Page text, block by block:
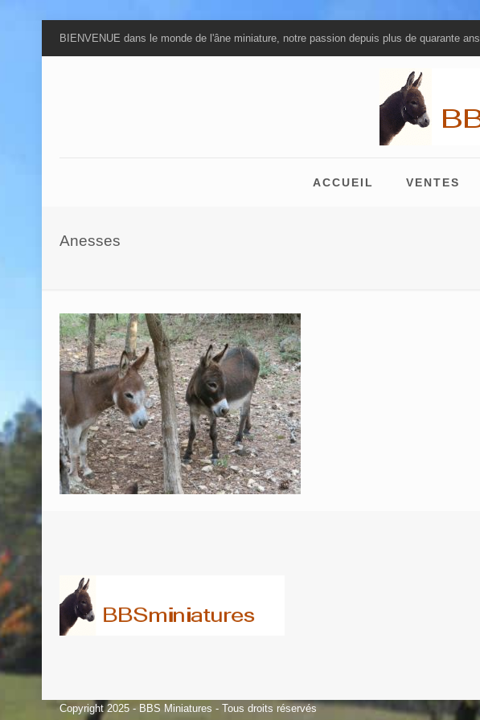
BIENVENUE dans le monde de l'âne miniature, notre passion depuis plus de quarante ans
ACCUEIL VENTES
Anesses
Copyright 2025 - BBS Miniatures - Tous droits réservés